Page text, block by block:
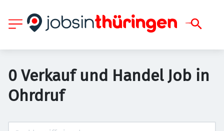
0 Verkauf und Handel Job in
Ohrdruf